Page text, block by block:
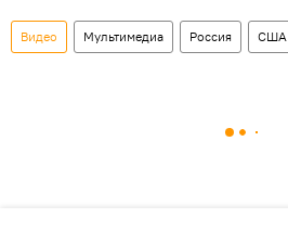
Видео Мультимедиа Россия США